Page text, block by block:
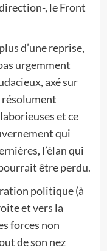
, le Front
d’une reprise,
urgemment
axé sur
résolument
et ce
qui
l’élan qui
être perdu.
politique (à
et vers la
forces non
de son nez